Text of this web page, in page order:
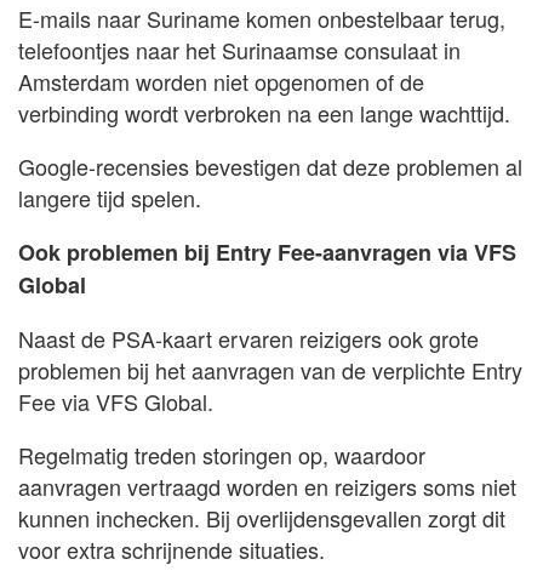
E-mails naar Suriname komen onbestelbaar terug,
telefoontjes naar het Surinaamse consulaat in
Amsterdam worden niet opgenomen of de
verbinding wordt verbroken na een lange wachttijd.
Google-recensies bevestigen dat deze problemen al
langere tijd spelen.
Ook problemen bij Entry Fee-aanvragen via VFS
Global
Naast de PSA-kaart ervaren reizigers ook grote
problemen bij het aanvragen van de verplichte Entry
Fee via VFS Global.
Regelmatig treden storingen op, waardoor
aanvragen vertraagd worden en reizigers soms niet
kunnen inchecken. Bij overlijdensgevallen zorgt dit
voor extra schrijnende situaties.